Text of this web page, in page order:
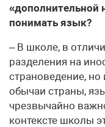
«дополнительной
понимать язык?
– В школе, в
разделения на
страноведение, но
обычаи страны,
чрезвычайно
контексте школы